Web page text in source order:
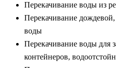
Перекачивание воды из
Перекачивание
воды
Перекачивание воды для
контейнеров,